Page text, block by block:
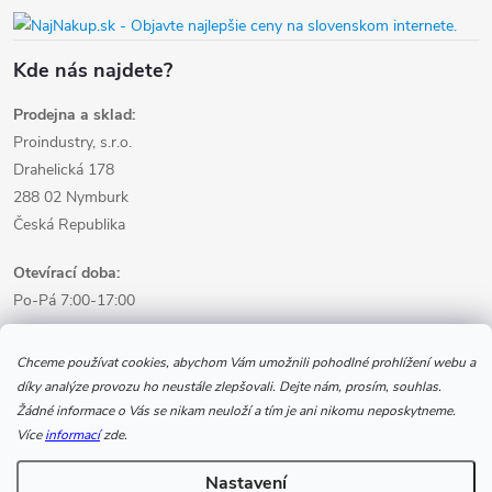
Chceme používat cookies, abychom Vám umožnili pohodlné prohlížení webu a
díky analýze provozu ho neustále zlepšovali. Dejte nám, prosím, souhlas.
Žádné informace o Vás se nikam neuloží a tím je ani nikomu neposkytneme.
Víceinformacízde.
Nastavení
Kde nás najdete?
Prodejna a sklad:
Proindustry, s.r.o.
Drahelická 178
288 02 Nymburk
Česká Republika
Otevírací doba:
Po-Pá 7:00-17:00
Informace pro nákup
Informace pro Vás